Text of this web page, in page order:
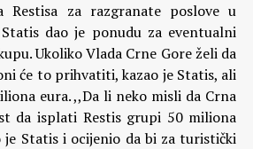
Restisa za razgranate poslove u
dao je ponudu za eventualni
Ukoliko Vlada Crne Gore želi da
će to prihvatiti, kazao je Statis, ali
eura. ,,Da li neko misli da Crna
da isplati Restis grupi 50 miliona
je Statis i ocijenio da bi za turistički